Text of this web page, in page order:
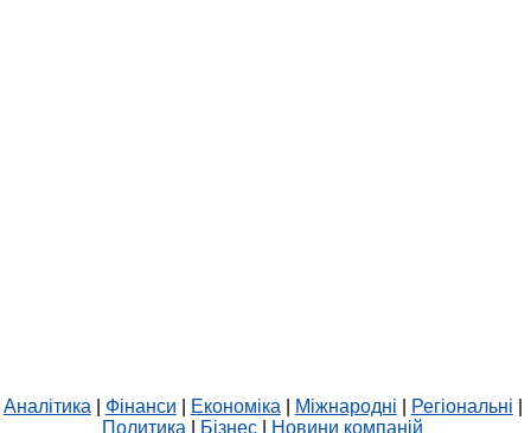
Аналітика Фінанси Економіка Міжнародні Регіональні
Политика
Бізнес Новини компаній